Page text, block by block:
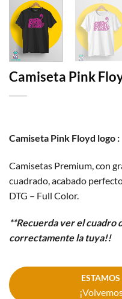
Camiseta Pink
Camiseta Pink Floyd logo :
Camisetas Premium, con
cuadrado, acabado
DTG – Full Color.
**Recuerda ver el cuadro
correctamente la tuya!!